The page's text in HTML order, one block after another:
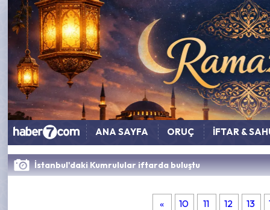
ANA SAYFA ORUÇ İFTAR &
İstanbul'daki Kumrulular iftarda buluştu
« 10 11 12 13